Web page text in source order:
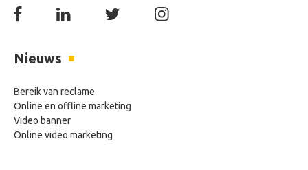
Nieuws
Bereik van reclame
Online en offline marketing
Video banner
Online video marketing